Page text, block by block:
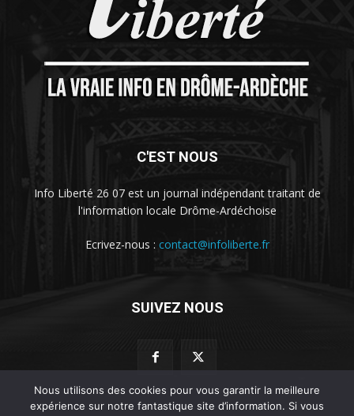
C'EST NOUS
Info Liberté 26 07 est un journal indépendant traitant de
l'information locale Drôme-Ardéchoise
Ecrivez-nous : contact@infoliberte.fr
SUIVEZ NOUS
Nous utilisons des cookies pour vous garantir la meilleure
expérience sur notre fantastique site d’information. Si vous